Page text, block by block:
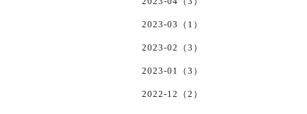
2023-03（1）
2023-02（3）
2023-01（3）
2022-12（2）